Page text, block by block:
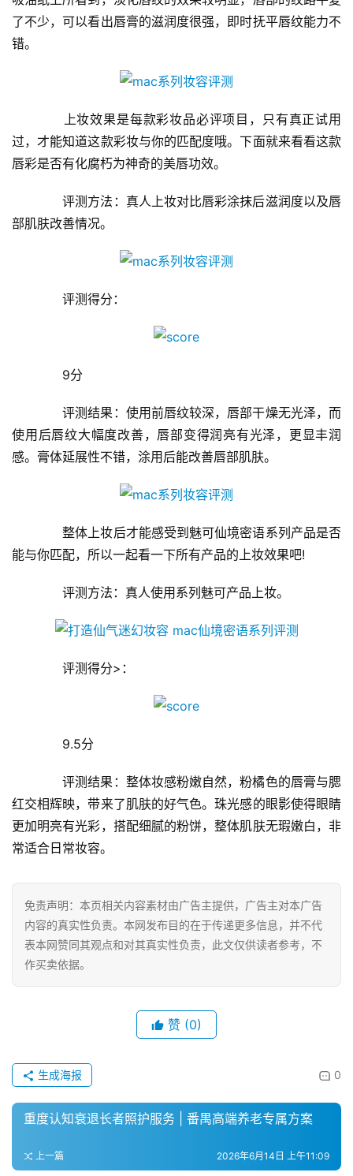
了不少，可以看出唇膏的滋润度很强，即时抚平唇纹能力不
错。
上妆效果是每款彩妆品必评项目，只有真正试用
过，才能知道这款彩妆与你的匹配度哦。下面就来看看这款
唇彩是否有化腐朽为神奇的美唇功效。
评测方法：真人上妆对比唇彩涂抹后滋润度以及唇
部肌肤改善情况。
评测得分：
9分
评测结果：使用前唇纹较深，唇部干燥无光泽，而
使用后唇纹大幅度改善，唇部变得润亮有光泽，更显丰润
感。膏体延展性不错，涂用后能改善唇部肌肤。
整体上妆后才能感受到魅可仙境密语系列产品是否
能与你匹配，所以一起看一下所有产品的上妆效果吧!
评测方法：真人使用系列魅可产品上妆。
评测得分>：
9.5分
评测结果：整体妆感粉嫩自然，粉橘色的唇膏与腮
红交相辉映，带来了肌肤的好气色。珠光感的眼影使得眼睛
更加明亮有光彩，搭配细腻的粉饼，整体肌肤无瑕嫩白，非
常适合日常妆容。
免责声明：本页相关内容素材由广告主提供，广告主对本广告
内容的真实性负责。本网发布目的在于传递更多信息，并不代
表本网赞同其观点和对其真实性负责，此文仅供读者参考，不
作买卖依据。
赞 (0)
0
生成海报
重度认知衰退长者照护服务 | 番禺高端养老专属方案
上一篇 2026年6月14日 上午11:09